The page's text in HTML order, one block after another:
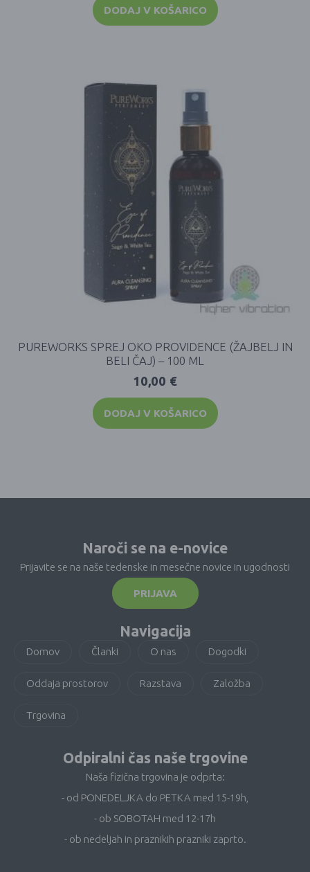
DODAJ V KOŠARICO
PUREWORKS SPREJ OKO PROVIDENCE (ŽAJBELJ IN
BELI ČAJ) – 100 ML
10,00 €
DODAJ V KOŠARICO
Naroči se na e-novice
Prijavite se na naše tedenske in mesečne novice in ugodnosti
PRIJAVA
Navigacija
Domov Članki O nas Dogodki
Oddaja prostorov Razstava Založba
Trgovina
Odpiralni čas naše trgovine
Naša fizična trgovina je odprta:
- od PONEDELJKA do PETKA med 15-19h,
- ob SOBOTAH med 12-17h
- ob nedeljah in praznikih prazniki zaprto.